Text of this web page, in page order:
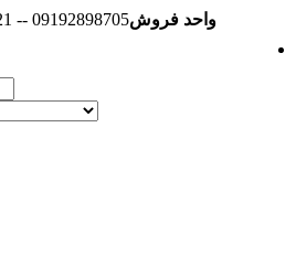
واحد فروش09192898705 -- 021-76447285